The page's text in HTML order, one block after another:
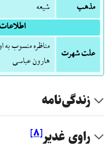
مذهب
شیعه
علت شهرت
مناظره منسوب به
هارون عباسی
زندگی‌نامه
راوی غدیر[۸]